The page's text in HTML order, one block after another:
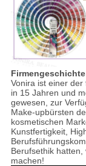
Vonira ist einer
in 15 Jahren und
gewesen, zur
Make-upbürsten
kosmetischen
Kunstfertigkeit,
Berufsethik
machen!